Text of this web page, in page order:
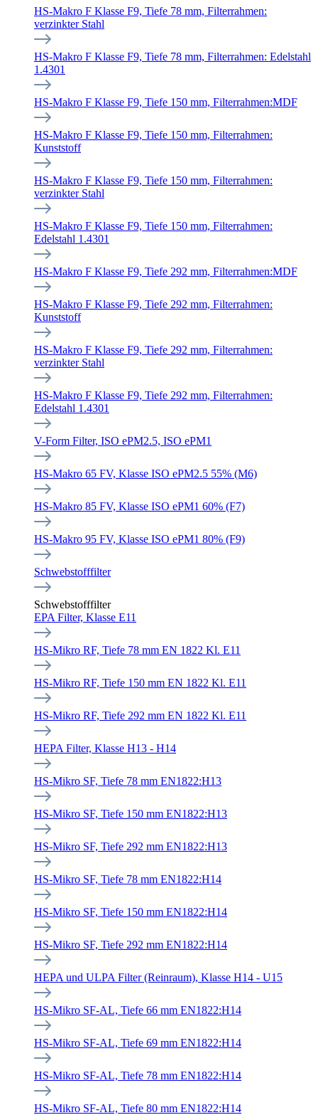
HS-Makro F Klasse F9, Tiefe 78 mm, Filterrahmen:
verzinkter Stahl
HS-Makro F Klasse F9, Tiefe 78 mm, Filterrahmen: Edelstahl
1.4301
HS-Makro F Klasse F9, Tiefe 150 mm, Filterrahmen:MDF
HS-Makro F Klasse F9, Tiefe 150 mm, Filterrahmen:
Kunststoff
HS-Makro F Klasse F9, Tiefe 150 mm, Filterrahmen:
verzinkter Stahl
HS-Makro F Klasse F9, Tiefe 150 mm, Filterrahmen:
Edelstahl 1.4301
HS-Makro F Klasse F9, Tiefe 292 mm, Filterrahmen:MDF
HS-Makro F Klasse F9, Tiefe 292 mm, Filterrahmen:
Kunststoff
HS-Makro F Klasse F9, Tiefe 292 mm, Filterrahmen:
verzinkter Stahl
HS-Makro F Klasse F9, Tiefe 292 mm, Filterrahmen:
Edelstahl 1.4301
V-Form Filter, ISO ePM2.5, ISO ePM1
HS-Makro 65 FV, Klasse ISO ePM2.5 55% (M6)
HS-Makro 85 FV, Klasse ISO ePM1 60% (F7)
HS-Makro 95 FV, Klasse ISO ePM1 80% (F9)
Schwebstofffilter
Schwebstofffilter
EPA Filter, Klasse E11
HS-Mikro RF, Tiefe 78 mm EN 1822 Kl. E11
HS-Mikro RF, Tiefe 150 mm EN 1822 Kl. E11
HS-Mikro RF, Tiefe 292 mm EN 1822 Kl. E11
HEPA Filter, Klasse H13 - H14
HS-Mikro SF, Tiefe 78 mm EN1822:H13
HS-Mikro SF, Tiefe 150 mm EN1822:H13
HS-Mikro SF, Tiefe 292 mm EN1822:H13
HS-Mikro SF, Tiefe 78 mm EN1822:H14
HS-Mikro SF, Tiefe 150 mm EN1822:H14
HS-Mikro SF, Tiefe 292 mm EN1822:H14
HEPA und ULPA Filter (Reinraum), Klasse H14 - U15
HS-Mikro SF-AL, Tiefe 66 mm EN1822:H14
HS-Mikro SF-AL, Tiefe 69 mm EN1822:H14
HS-Mikro SF-AL, Tiefe 78 mm EN1822:H14
HS-Mikro SF-AL, Tiefe 80 mm EN1822:H14